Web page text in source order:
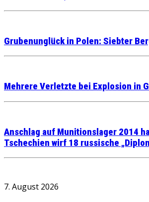
Grubenunglück in Polen: Siebter
Mehrere Verletzte bei Explosion in
Anschlag auf Munitionslager 2014
Tschechien wirf 18 russische
7. August 2026